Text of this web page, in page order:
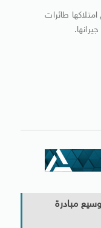
طائرات
مبادرة